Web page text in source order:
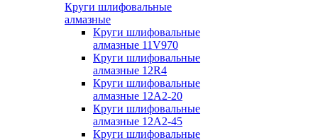
Круги шлифовальные
алмазные
Круги шлифовальные
алмазные 11V970
Круги шлифовальные
алмазные 12R4
Круги шлифовальные
алмазные 12А2-20
Круги шлифовальные
алмазные 12А2-45
Круги шлифовальные